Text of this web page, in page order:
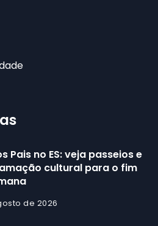
Pais no ES: veja passeios e
cultural para o fim
de 2026